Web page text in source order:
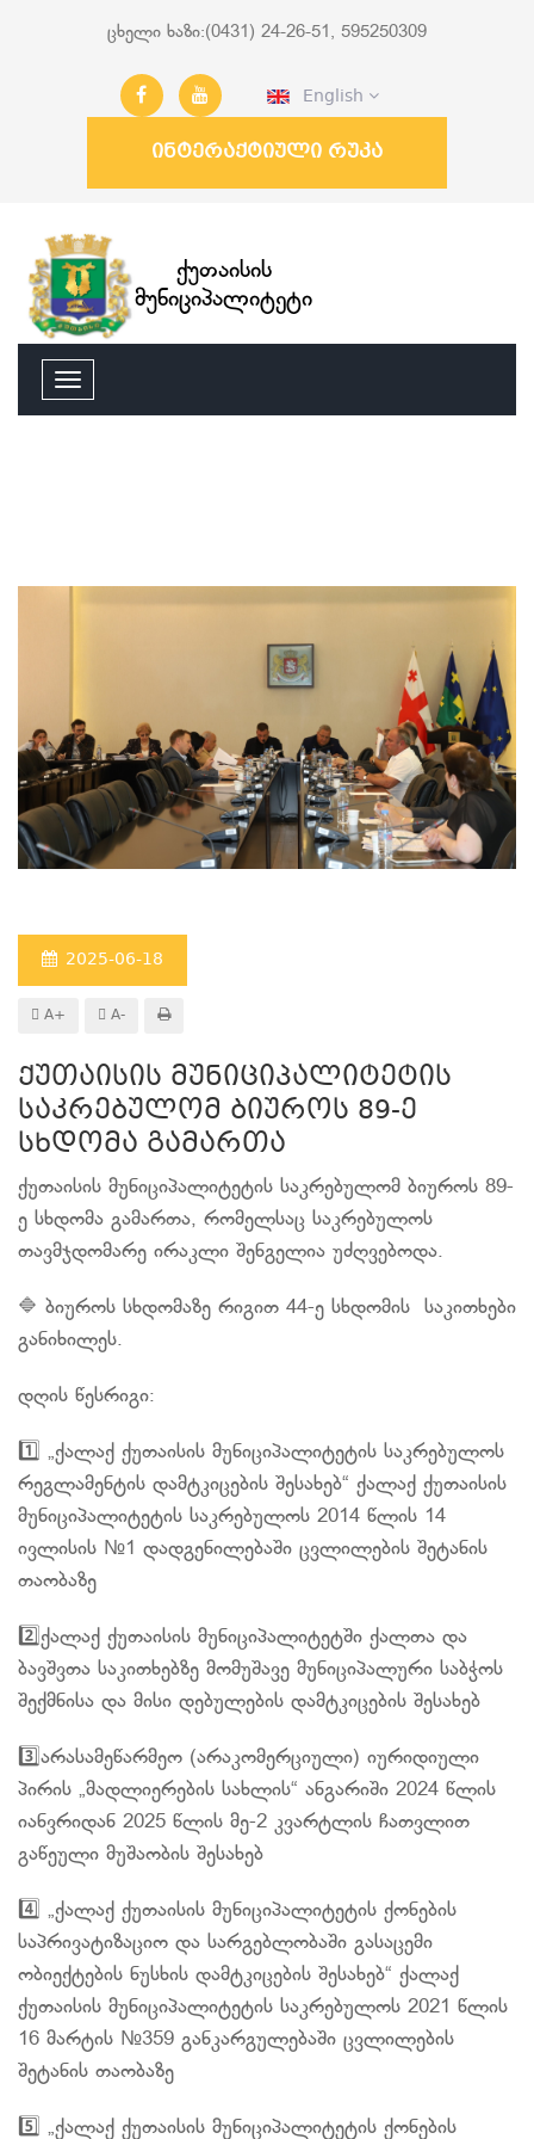
ცხელი ხაზი:(0431) 24-26-51, 595250309
English
ინტერაქტიული რუკა
ქუთაისის
მუნიციპალიტეტი
2025-06-18
A+ A-
ქუთაისის მუნიციპალიტეტის
საკრებულომ ბიუროს 89-ე
სხდომა გამართა
ქუთაისის მუნიციპალიტეტის საკრებულომ ბიუროს 89-
ე სხდომა გამართა, რომელსაც საკრებულოს
თავმჯდომარე ირაკლი შენგელია უძღვებოდა.
🔷 ბიუროს სხდომაზე რიგით 44-ე სხდომის საკითხები
განიხილეს.
დღის წესრიგი:
1️⃣ „ქალაქ ქუთაისის მუნიციპალიტეტის საკრებულოს
რეგლამენტის დამტკიცების შესახებ“ ქალაქ ქუთაისის
მუნიციპალიტეტის საკრებულოს 2014 წლის 14
ივლისის №1 დადგენილებაში ცვლილების შეტანის
თაობაზე
2️⃣ქალაქ ქუთაისის მუნიციპალიტეტში ქალთა და
ბავშვთა საკითხებზე მომუშავე მუნიციპალური საბჭოს
შექმნისა და მისი დებულების დამტკიცების შესახებ
3️⃣არასამეწარმეო (არაკომერციული) იურიდიული
პირის „მადლიერების სახლის“ ანგარიში 2024 წლის
იანვრიდან 2025 წლის მე-2 კვარტლის ჩათვლით
გაწეული მუშაობის შესახებ
4️⃣ „ქალაქ ქუთაისის მუნიციპალიტეტის ქონების
საპრივატიზაციო და სარგებლობაში გასაცემი
ობიექტების ნუსხის დამტკიცების შესახებ“ ქალაქ
ქუთაისის მუნიციპალიტეტის საკრებულოს 2021 წლის
16 მარტის №359 განკარგულებაში ცვლილების
შეტანის თაობაზე
5️⃣ „ქალაქ ქუთაისის მუნიციპალიტეტის ქონების